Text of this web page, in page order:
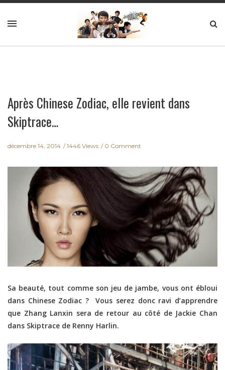
Après Chinese Zodiac, elle revient dans
Skiptrace…
décembre 14, 2014 1446 Views 0 Comment
Sa beauté, tout comme son jeu de jambe, vous ont ébloui
dans Chinese Zodiac ? Vous serez donc ravi d’apprendre
que Zhang Lanxin sera de retour au côté de Jackie Chan
dans Skiptrace de Renny Harlin.